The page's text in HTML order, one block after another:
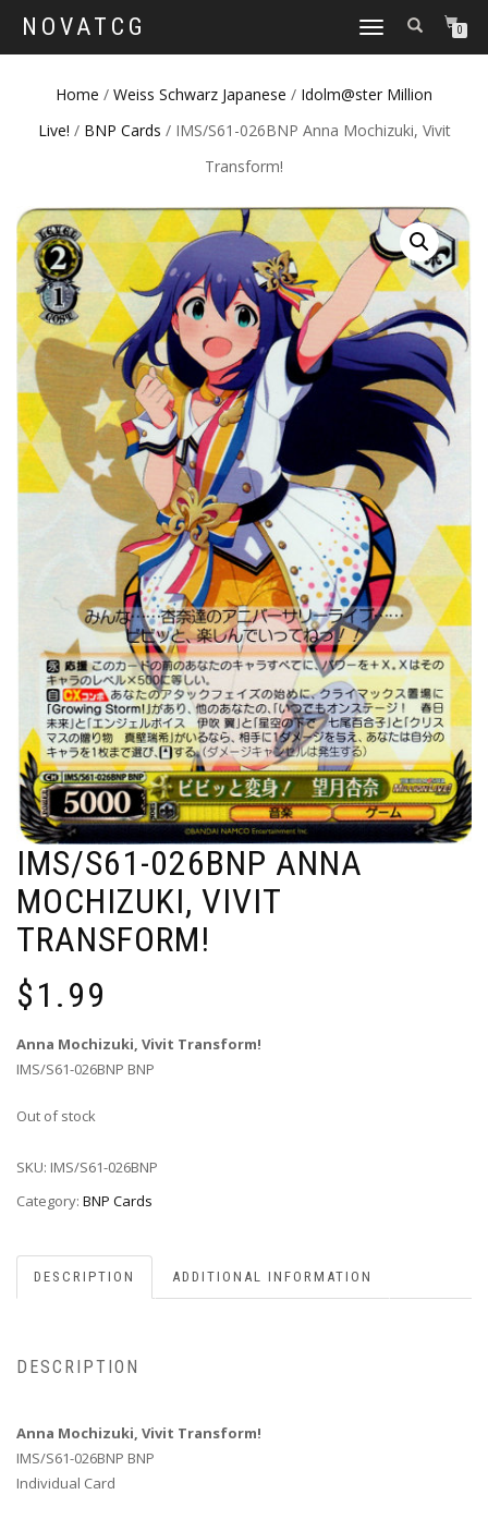
NOVATCG
TOGGLE
0
Home / Weiss Schwarz Japanese / Idolm@ster Million
Live! / BNP Cards / IMS/S61-026BNP Anna Mochizuki, Vivit
Transform!
IMS/S61-026BNP ANNA
MOCHIZUKI, VIVIT
TRANSFORM!
$1.99
Anna Mochizuki, Vivit Transform!
IMS/S61-026BNP BNP
Out of stock
SKU: IMS/S61-026BNP
Category: BNP Cards
DESCRIPTION ADDITIONAL INFORMATION
DESCRIPTION
Anna Mochizuki, Vivit Transform!
IMS/S61-026BNP BNP
Individual Card